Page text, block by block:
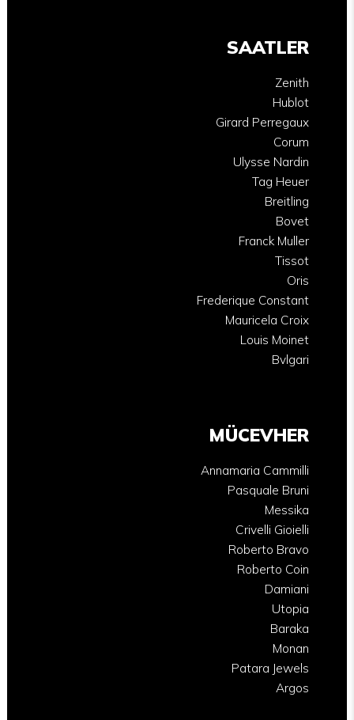
SAATLER
Zenith
Hublot
Girard Perregaux
Corum
Ulysse Nardin
Tag Heuer
Breitling
Bovet
Franck Muller
Tissot
Oris
Frederique Constant
Mauricela Croix
Louis Moinet
Bvlgari
MÜCEVHER
Annamaria Cammilli
Pasquale Bruni
Messika
Crivelli Gioielli
Roberto Bravo
Roberto Coin
Damiani
Utopia
Baraka
Monan
Patara Jewels
Argos